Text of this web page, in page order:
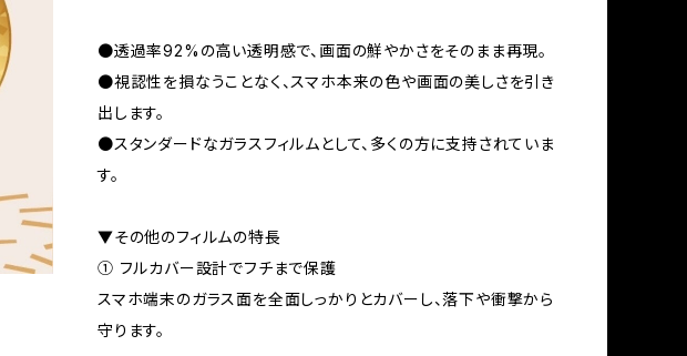
●透過率92%の高い透明感で、画面の鮮やかさをそのまま再現。
●視認性を損なうことなく、スマホ本来の色や画面の美しさを引き
出します。
●スタンダードなガラスフィルムとして、多くの方に支持されていま
す。
▼その他のフィルムの特長
① フルカバー設計でフチまで保護
スマホ端末のガラス面を全面しっかりとカバーし、落下や衝撃から
守ります。